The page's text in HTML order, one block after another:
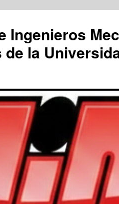
Ingenieros
la